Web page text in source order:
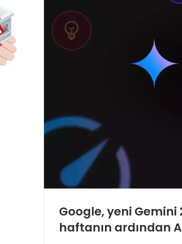
Google, yeni
haftanın ardından